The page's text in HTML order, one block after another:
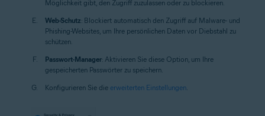
Möglichkeit gibt, den Zugriff zuzulassen oder zu blockieren.
Web-Schutz: Blockiert automatisch den Zugriff auf Malware- und
Phishing-Websites, um Ihre persönlichen Daten vor Diebstahl zu
schützen.
Passwort-Manager: Aktivieren Sie diese Option, um Ihre
gespeicherten Passwörter zu speichern.
Konfigurieren Sie die erweiterten Einstellungen